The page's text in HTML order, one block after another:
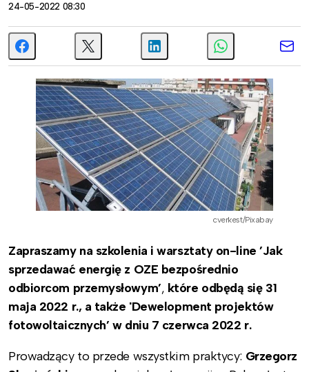
24-05-2022 08:30
cverkest/Pixabay
Zapraszamy na szkolenia i warsztaty on-line ’Jak
sprzedawać energię z OZE bezpośrednio
odbiorcom przemysłowym’, które odbędą się 31
maja 2022 r., a także 'Dewelopment projektów
fotowoltaicznych’ w dniu 7 czerwca 2022 r.
Prowadzący to przede wszystkim praktycy: Grzegorz